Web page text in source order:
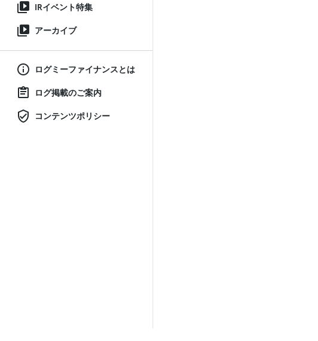
IRイベント特集
アーカイブ
ログミーファイナンスとは
ログ掲載のご案内
コンテンツポリシー